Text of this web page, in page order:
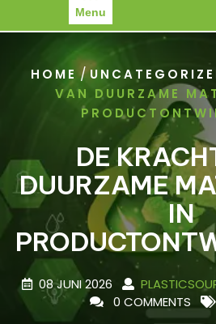
Menu
HOME /
VAN DUURZAME
DE
DUURZAME
IN
08 JUNI 2026
0 COMMENTS